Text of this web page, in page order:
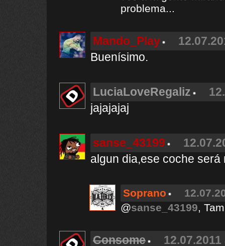
problema...
Mando_Play
Buenísimo.
LuciaLoveRegaliz
jajajajaj
sanse_43199
algun dia,ese coche será
Soprano
@sanse_43199,
Consome